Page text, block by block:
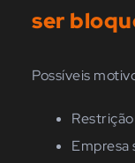
ser
Possíveis
Empresa